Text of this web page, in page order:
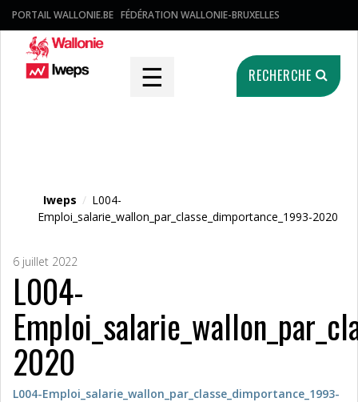
PORTAIL WALLONIE.BE FÉDÉRATION WALLONIE-BRUXELLES
☰ RECHERCHE
Iweps / L004-
Emploi_salarie_wallon_par_classe_dimportance_1993-2020
6 juillet 2022
L004-
2020
L004-Emploi_salarie_wallon_par_classe_dimportance_1993-